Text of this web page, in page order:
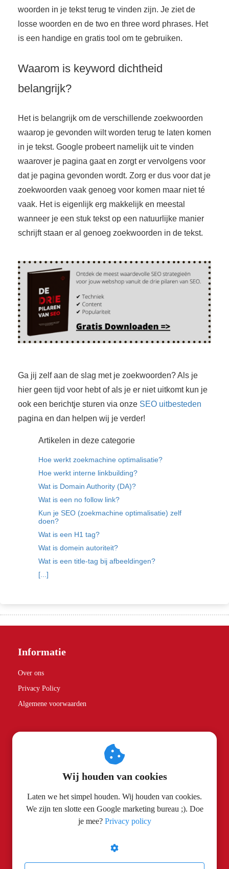
woorden in je tekst terug te vinden zijn. Je ziet de
losse woorden en de two en three word phrases. Het
is een handige en gratis tool om te gebruiken.
Waarom is keyword dichtheid
belangrijk?
Het is belangrijk om de verschillende zoekwoorden
waarop je gevonden wilt worden terug te laten komen
in je tekst. Google probeert namelijk uit te vinden
waarover je pagina gaat en zorgt er vervolgens voor
dat je pagina gevonden wordt. Zorg er dus voor dat je
zoekwoorden vaak genoeg voor komen maar niet té
vaak. Het is eigenlijk erg makkelijk en meestal
wanneer je een stuk tekst op een natuurlijke manier
schrijft staan er al genoeg zoekwoorden in de tekst.
Ga jij zelf aan de slag met je zoekwoorden? Als je
hier geen tijd voor hebt of als je er niet uitkomt kun je
ook een berichtje sturen via onze SEO uitbesteden
pagina en dan helpen wij je verder!
Artikelen in deze categorie
Hoe werkt zoekmachine optimalisatie?
Hoe werkt interne linkbuilding?
Wat is Domain Authority (DA)?
Wat is een no follow link?
Kun je SEO (zoekmachine optimalisatie) zelf
doen?
Wat is een H1 tag?
Wat is domein autoriteit?
Wat is een title-tag bij afbeeldingen?
[...]
Informatie
Over ons
Privacy Policy
Algemene voorwaarden
Partners
Search Cobra
info@searchcobra.nl
Wij houden van cookies
Laten we het simpel houden. Wij houden van cookies.
We zijn ten slotte een Google marketing bureau ;). Doe
je mee? Privacy policy